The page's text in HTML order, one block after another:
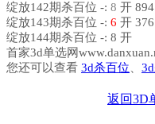
绽放142期杀百位 -: 8 开 894
绽放143期杀百位 -: 6 开
绽放144期杀百位 -: 8 开
首家3d单选网
您还可以查看 3d杀百位
返回3D